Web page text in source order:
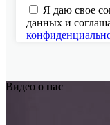
Я даю свое
данных и
Видео о нас